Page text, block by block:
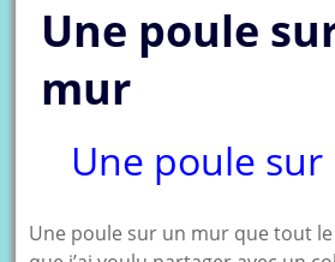
Une poule
mur
Une poule
Une poule sur un mur que tout